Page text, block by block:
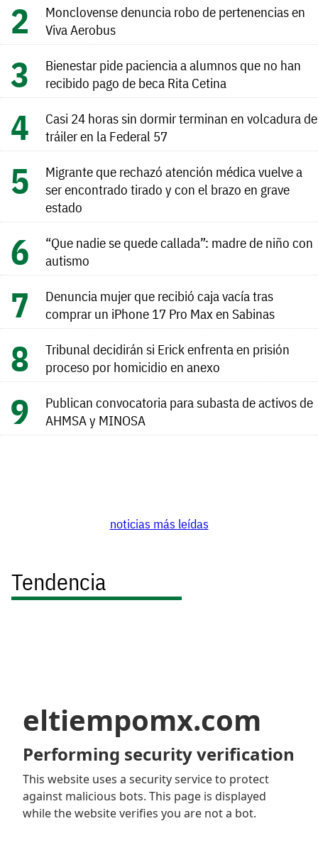
Monclovense denuncia robo de pertenencias en
Viva Aerobus
Bienestar pide paciencia a alumnos que no han
recibido pago de beca Rita Cetina
Casi 24 horas sin dormir terminan en volcadura de
tráiler en la Federal 57
Migrante que rechazó atención médica vuelve a
ser encontrado tirado y con el brazo en grave
estado
“Que nadie se quede callada”: madre de niño con
autismo
Denuncia mujer que recibió caja vacía tras
comprar un iPhone 17 Pro Max en Sabinas
Tribunal decidirán si Erick enfrenta en prisión
proceso por homicidio en anexo
Publican convocatoria para subasta de activos de
AHMSA y MINOSA
noticias más leídas
Tendencia